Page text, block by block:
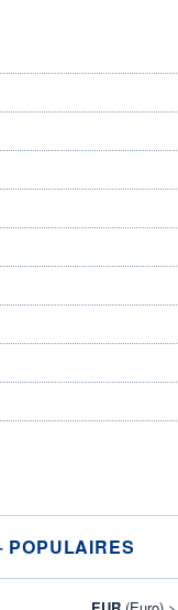
POPULAIRES